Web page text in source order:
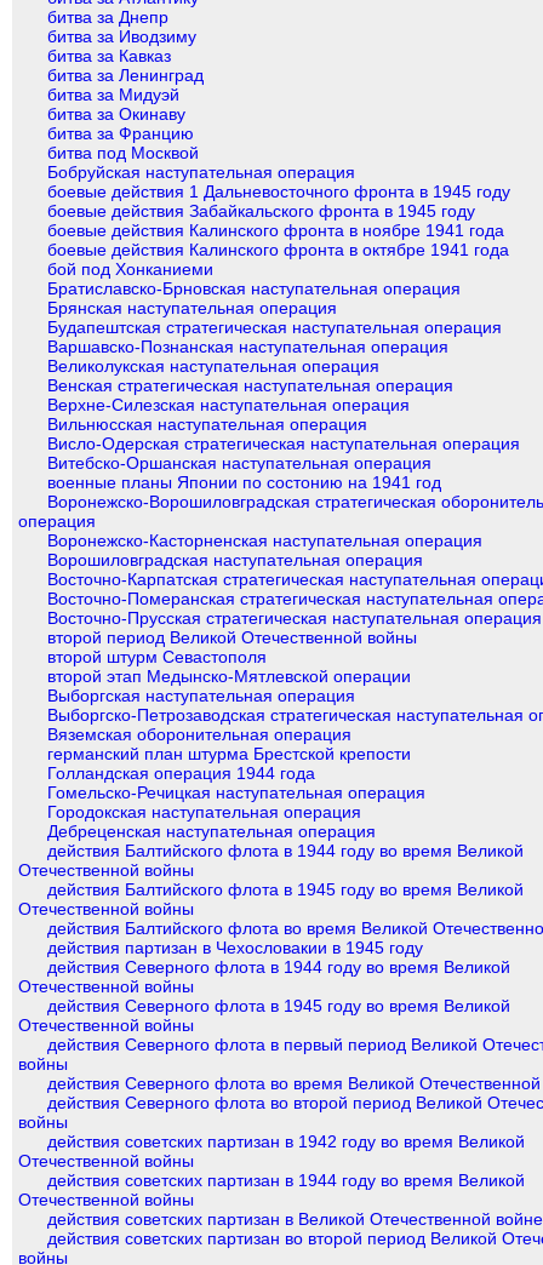
битва за Днепр
битва за Иводзиму
битва за Кавказ
битва за Ленинград
битва за Мидуэй
битва за Окинаву
битва за Францию
битва под Москвой
Бобруйская наступательная операция
боевые действия 1 Дальневосточного фронта в 1945 году
боевые действия Забайкальского фронта в 1945 году
боевые действия Калинского фронта в ноябре 1941 года
боевые действия Калинского фронта в октябре 1941 года
бой под Хонканиеми
Братиславско-Брновская наступательная операция
Брянская наступательная операция
Будапештская стратегическая наступательная операция
Варшавско-Познанская наступательная операция
Великолукская наступательная операция
Венская стратегическая наступательная операция
Верхне-Силезская наступательная операция
Вильнюсская наступательная операция
Висло-Одерская стратегическая наступательная операция
Витебско-Оршанская наступательная операция
военные планы Японии по состонию на 1941 год
Воронежско-Ворошиловградская стратегическая
операция
Воронежско-Касторненская наступательная операция
Ворошиловградская наступательная операция
Восточно-Карпатская стратегическая наступательная
Восточно-Померанская стратегическая наступательная
Восточно-Прусская стратегическая наступательная операция
второй период Великой Отечественной войны
второй штурм Севастополя
второй этап Медынско-Мятлевской операции
Выборгская наступательная операция
Выборгско-Петрозаводская стратегическая наступательная
Вяземская оборонительная операция
германский план штурма Брестской крепости
Голландская операция 1944 года
Гомельско-Речицкая наступательная операция
Городокская наступательная операция
Дебреценская наступательная операция
действия Балтийского флота в 1944 году во время Великой
Отечественной войны
действия Балтийского флота в 1945 году во время Великой
Отечественной войны
действия Балтийского флота во время Великой
действия партизан в Чехословакии в 1945 году
действия Северного флота в 1944 году во время Великой
Отечественной войны
действия Северного флота в 1945 году во время Великой
Отечественной войны
действия Северного флота в первый период Великой
войны
действия Северного флота во время Великой
действия Северного флота во второй период Великой
войны
действия советских партизан в 1942 году во время Великой
Отечественной войны
действия советских партизан в 1944 году во время Великой
Отечественной войны
действия советских партизан в Великой Отечественной войне
действия советских партизан во второй период Великой
войны